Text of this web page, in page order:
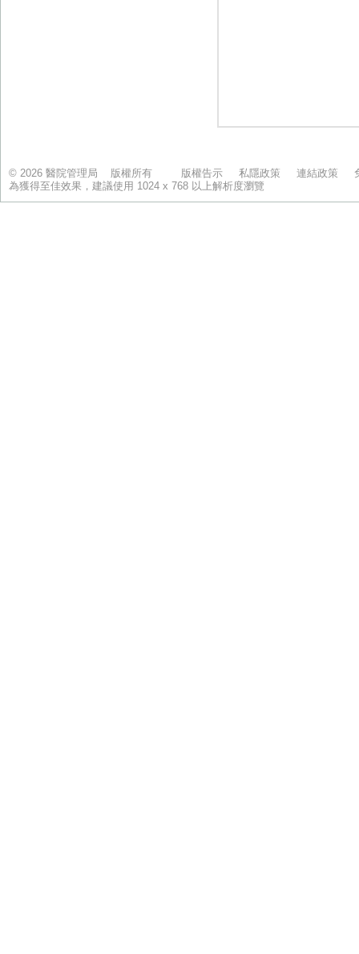
© 2026 醫院管理局 版權所有 版權告示 私隱政策 連結政策
為獲得至佳效果，建議使用 1024 x 768 以上解析度瀏覽